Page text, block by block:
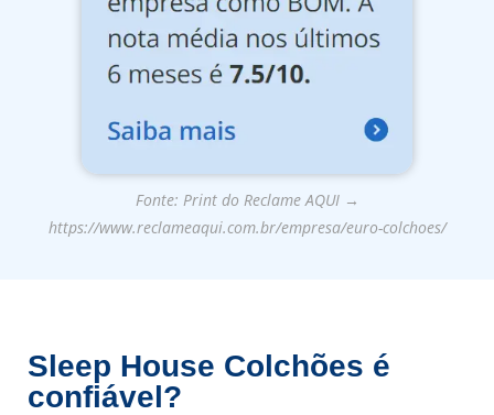
Fonte: Print do Reclame AQUI →
https://www.reclameaqui.com.br/empresa/euro-colchoes/
Sleep House Colchões é
confiável?